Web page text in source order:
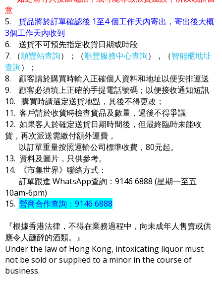
意
5. 貨品將於訂單確認後 1至4 個工作天內寄出，寄出後大概
3個工作天內收到
6. 送貨不可預先指定收貨日期或時段
7. （順豐站查詢）；（順豐服務中心查詢），（智能櫃地址
查詢）；
8. 顧客請於購買時輸入正確個人資料和地址以便安排運送
9. 顧客必須填上正確的手提電話號碼；以便接收通知短訊
10. 購買時請選定送貨地點，其後不得更改；
11. 客戶請於收貨時檢查貨品及數量，過後不得爭議
12. 如果客人於確定送貨日期時間後，但最終臨時未能收
貨，再次派送需繳付額外運費，
以訂單重量按照運輸公司標準收費，80元起。
13. 資料及圖片，只供參考。
14. 《市集世界》聯絡方式：
訂單跟進 WhatsApp查詢：9146 6888 (星期一至五
10am-6pm)
15. 營商合作查詢：9146 6888
『根據香港法律，不得在業務過程中，向未成年人售賣或供
應令人醺醉的酒類。』
Under the law of Hong Kong, intoxicating liquor must
not be sold or supplied to a minor in the course of
business.